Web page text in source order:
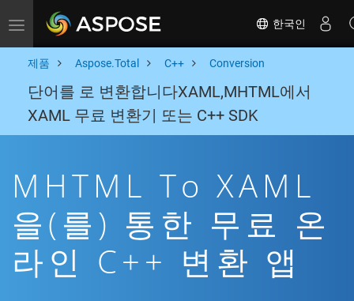
Toggle navigation 한국인
제품 Aspose.Total C++ Conversion
단어를 로 변환합니다XAML,MHTML에서
XAML 무료 변환기 또는 C++ SDK
MHTML To XAML
을(를) 통한 무료 온
라인 C++ 변환 앱